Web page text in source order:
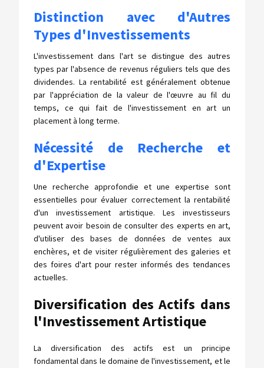
Distinction avec d'Autres
Types d'Investissements
L'investissement dans l'art se distingue des autres
types par l'absence de revenus réguliers tels que des
dividendes. La rentabilité est généralement obtenue
par l'appréciation de la valeur de l'œuvre au fil du
temps, ce qui fait de l'investissement en art un
placement à long terme.
Nécessité de Recherche et
d'Expertise
Une recherche approfondie et une expertise sont
essentielles pour évaluer correctement la rentabilité
d'un investissement artistique. Les investisseurs
peuvent avoir besoin de consulter des experts en art,
d'utiliser des bases de données de ventes aux
enchères, et de visiter régulièrement des galeries et
des foires d'art pour rester informés des tendances
actuelles.
Diversification des Actifs dans
l'Investissement Artistique
La diversification des actifs est un principe
fondamental dans le domaine de l'investissement, et le